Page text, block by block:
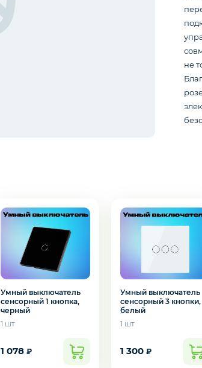
не
Умный выключатель
сенсорный 1 кнопка,
черный
1 шт
1 078 ₽
Умный выключатель
сенсорный 3 кнопки,
белый
1 шт
1 300 ₽
сотрудника